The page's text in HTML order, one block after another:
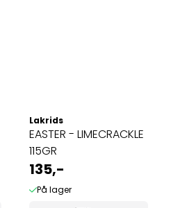
Lakrids
EASTER - LIMECRACKLE
115GR
135,-
På lager